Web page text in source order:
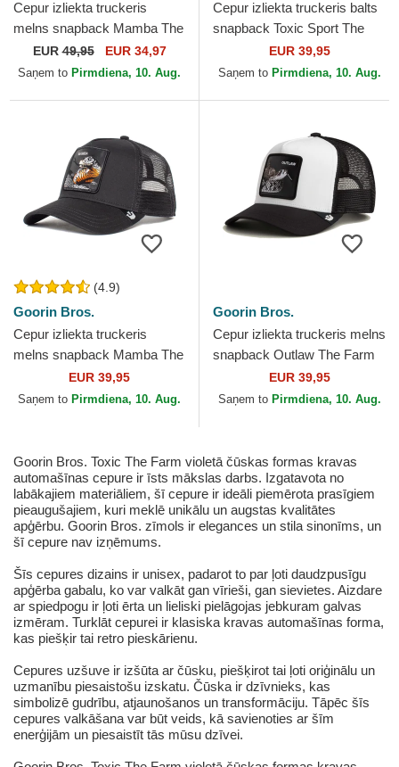
Cepur izliekta truckeris
melns snapback Mamba The
Farm Premium The Farm no
Goorin Bros.
EUR49,95 EUR 34,97
Saņem to Pirmdiena, 10. Aug.
Cepur izliekta truckeris balts
snapback Toxic Sport The
Farm no Goorin Bros.
EUR 39,95
Saņem to Pirmdiena, 10. Aug.
(4.9)
Goorin Bros.
Cepur izliekta truckeris
melns snapback Mamba The
Farm no Goorin Bros.
EUR 39,95
Saņem to Pirmdiena, 10. Aug.
Goorin Bros.
Cepur izliekta truckeris melns
snapback Outlaw The Farm
no Goorin Bros.
EUR 39,95
Saņem to Pirmdiena, 10. Aug.
Goorin Bros. Toxic The Farm violetā čūskas formas kravas
automašīnas cepure ir īsts mākslas darbs. Izgatavota no
labākajiem materiāliem, šī cepure ir ideāli piemērota prasīgiem
pieaugušajiem, kuri meklē unikālu un augstas kvalitātes
apģērbu. Goorin Bros. zīmols ir elegances un stila sinonīms, un
šī cepure nav izņēmums.
Šīs cepures dizains ir unisex, padarot to par ļoti daudzpusīgu
apģērba gabalu, ko var valkāt gan vīrieši, gan sievietes. Aizdare
ar spiedpogu ir ļoti ērta un lieliski pielāgojas jebkuram galvas
izmēram. Turklāt cepurei ir klasiska kravas automašīnas forma,
kas piešķir tai retro pieskārienu.
Cepures uzšuve ir izšūta ar čūsku, piešķirot tai ļoti oriģinālu un
uzmanību piesaistošu izskatu. Čūska ir dzīvnieks, kas
simbolizē gudrību, atjaunošanos un transformāciju. Tāpēc šīs
cepures valkāšana var būt veids, kā savienoties ar šīm
enerģijām un piesaistīt tās mūsu dzīvei.